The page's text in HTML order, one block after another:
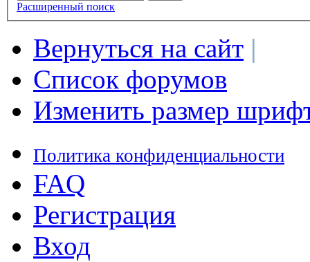
Расширенный поиск
Вернуться на сайт |
Список форумов
Изменить размер
Политика конфиденциальности
FAQ
Регистрация
Вход